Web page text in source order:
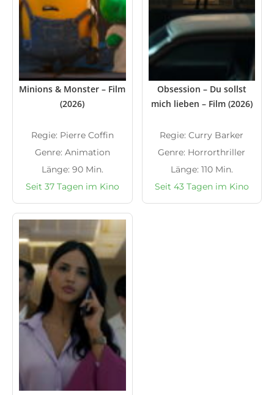
Minions & Monster – Film
(2026)
Regie: Pierre Coffin
Genre: Animation
Länge: 90 Min.
Seit 37 Tagen im Kino
Obsession – Du sollst
mich lieben – Film (2026)
Regie: Curry Barker
Genre: Horrorthriller
Länge: 110 Min.
Seit 43 Tagen im Kino